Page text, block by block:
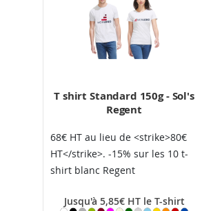
T shirt Standard 150g - Sol's
Regent
68€ HT au lieu de <strike>80€
HT</strike>. -15% sur les 10 t-
shirt blanc Regent
Jusqu'à 5,85€ HT le T-shirt